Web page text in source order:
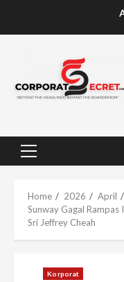
Primary
Home 2026 April
Sunway Gagal
Sri Jeffrey Cheah
Korporat